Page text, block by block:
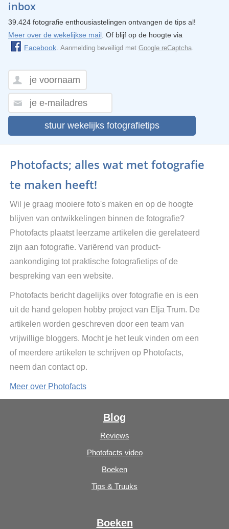
inbox
39.424 fotografie enthousiastelingen ontvangen de tips al!
Meer over de wekelijkse mail. Of blijf op de hoogte via
Facebook. Aanmelding beveiligd met Google reCaptcha.
stuur wekelijks fotografietips
Photofacts; alles wat met fotografie
te maken heeft!
Wil je graag mooiere foto's maken en op de hoogte
blijven van ontwikkelingen binnen de fotografie?
Photofacts plaatst leerzame artikelen die gerelateerd
zijn aan fotografie. Variërend van product-
aankondiging tot praktische fotografietips of de
bespreking van een website.
Photofacts bericht dagelijks over fotografie en is een
uit de hand gelopen hobby project van Elja Trum. De
artikelen worden geschreven door een team van
vrijwillige bloggers. Mocht je het leuk vinden om een
of meerdere artikelen te schrijven op Photofacts,
neem dan contact op.
Meer over Photofacts
Blog
Reviews
Photofacts video
Boeken
Tips & Truuks
Boeken